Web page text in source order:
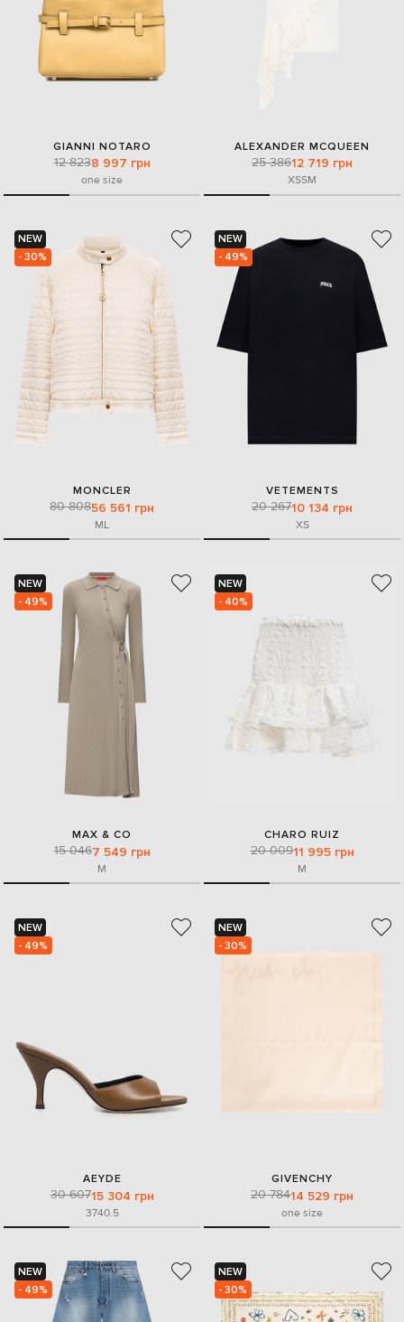
GIANNI NOTARO
12 8238 997 грн
one size
ALEXANDER MCQUEEN
25 38612 719 грн
XSSM
NEW
- 30%
MONCLER
80 80856 561 грн
ML
NEW
- 49%
VETEMENTS
20 26710 134 грн
XS
NEW
- 49%
MAX & CO
15 0467 549 грн
M
NEW
- 40%
CHARO RUIZ
20 00911 995 грн
M
NEW
- 49%
AEYDE
30 60715 304 грн
3740.5
NEW
- 30%
GIVENCHY
20 78414 529 грн
one size
NEW
- 49%
NEW
- 30%